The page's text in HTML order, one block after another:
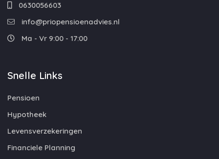
0630056603
info@priopensioenadvies.nl
Ma - Vr 9:00 - 17:00
Snelle Links
Pensioen
Hypotheek
Levensverzekeringen
Financiele Planning